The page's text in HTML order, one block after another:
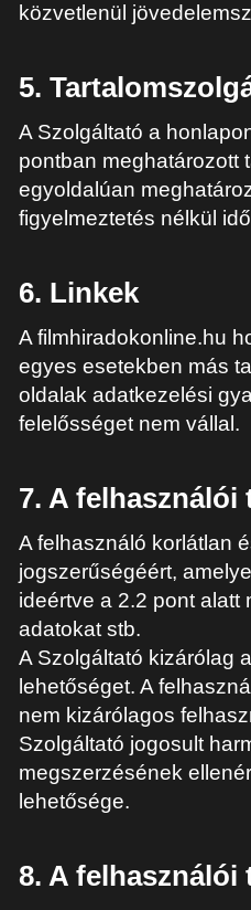
közvetlenül
5.
A Szolgáltató a
pontban meghatározott
egyoldalúan
figyelmeztetés nélkül
6. Linkek
A filmhiradokonline.hu
egyes esetekben más
oldalak adatkezelési
felelősséget nem vállal.
7. A felhasználói
A felhasználó korlátlan
jogszerűségéért,
ideértve a 2.2 pont
adatokat stb.
A Szolgáltató kizárólag
lehetőséget. A
nem kizárólagos
Szolgáltató jogosult
megszerzésének
lehetősége.
8. A